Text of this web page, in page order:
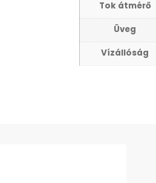
Tok átmérő
Üveg
Vízállóság